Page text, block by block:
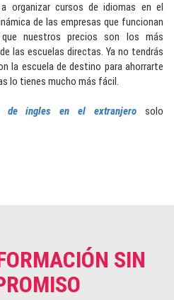
organizar cursos de idiomas en el
de las empresas que funcionan
nuestros precios son los más
las escuelas directas. Ya no tendrás
la escuela de destino para ahorrarte
lo tienes mucho más fácil.
de ingles en el extranjero
solo
SIN